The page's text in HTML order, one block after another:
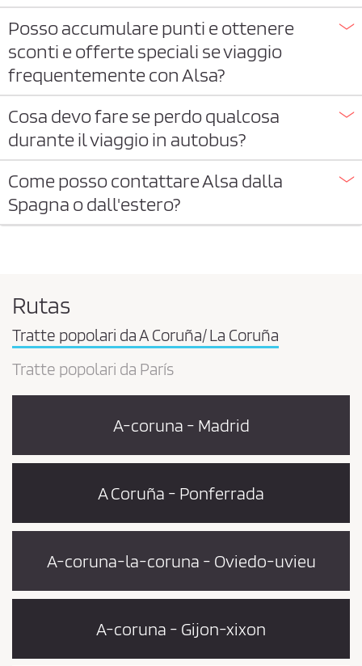
Posso accumulare punti e ottenere
sconti e offerte speciali se viaggio
frequentemente con Alsa?
Cosa devo fare se perdo qualcosa
durante il viaggio in autobus?
Come posso contattare Alsa dalla
Spagna o dall'estero?
Rutas
Tratte popolari da A Coruña/ La Coruña
Tratte popolari da París
A-coruna - Madrid
A Coruña - Ponferrada
A-coruna-la-coruna - Oviedo-uvieu
A-coruna - Gijon-xixon